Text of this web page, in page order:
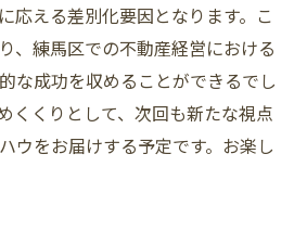
応える差別化要因となります。こ
、練馬区での不動産経営における
な成功を収めることができるでし
くくりとして、次回も新たな視点
ウをお届けする予定です。お楽し